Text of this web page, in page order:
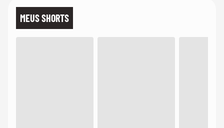
MEUS SHORTS